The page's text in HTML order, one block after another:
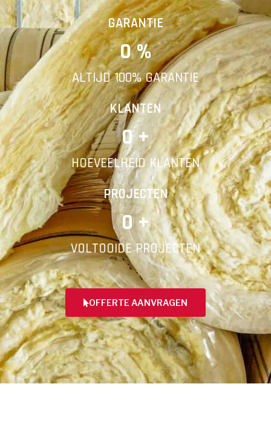
Vorige Volgende
E-mail
Telefoonnummer
Vorige
GARANTIE
0 %
ALTIJD 100% GARANTIE
KLANTEN
0 +
HOEVEELHEID KLANTEN
PROJECTEN
0 +
VOLTOOIDE PROJECTEN
OFFERTE AANVRAGEN